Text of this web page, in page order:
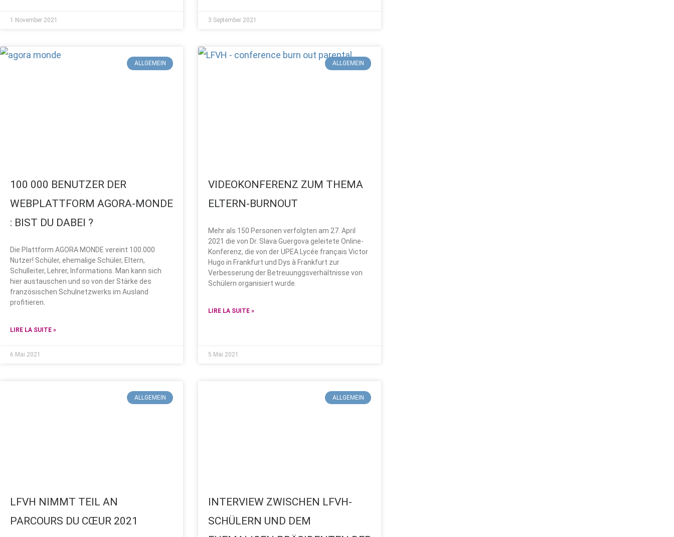
1 November 2021 3 September 2021
ALLGEMEIN
100 000 BENUTZER DER
WEBPLATTFORM AGORA-MONDE
: BIST DU DABEI ?
Die Plattform AGORA MONDE vereint 100.000
Nutzer! Schüler, ehemalige Schüler, Eltern,
Schulleiter, Lehrer, Informations. Man kann sich
hier austauschen und so von der Stärke des
französischen Schulnetzwerks im Ausland
profitieren.
LIRE LA SUITE »
6 Mai 2021
ALLGEMEIN
VIDEOKONFERENZ ZUM THEMA
ELTERN-BURNOUT
Mehr als 150 Personen verfolgten am 27. April
2021 die von Dr. Slava Guergova geleitete Online-
Konferenz, die von der UPEA Lycée français Victor
Hugo in Frankfurt und Dys à Frankfurt zur
Verbesserung der Betreuunggsverhältnisse von
Schülern organisiert wurde.
LIRE LA SUITE »
5 Mai 2021
ALLGEMEIN
LFVH NIMMT TEIL AN
PARCOURS DU CŒUR 2021
ALLGEMEIN
INTERVIEW ZWISCHEN LFVH-
SCHÜLERN UND DEM